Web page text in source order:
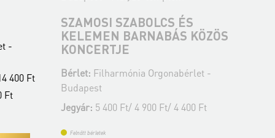
-
400 Ft
Ft
SZAMOSI SZABOLCS ÉS
KELEMEN BARNABÁS KÖZÖS
KONCERTJE
Bérlet: Filharmónia Orgonabérlet -
Budapest
Jegyár: 5 400 Ft/ 4 900 Ft/ 4 400 Ft
Felnőtt bérletek